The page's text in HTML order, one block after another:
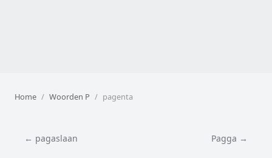
Home Woorden P pagenta
← pagaslaan Pagga →